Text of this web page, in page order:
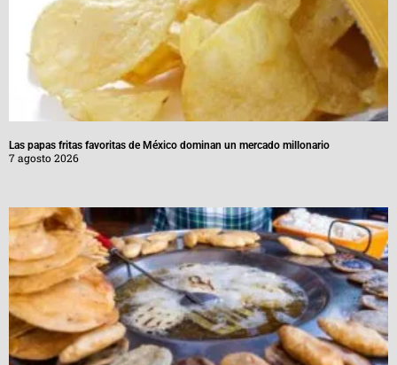
Las papas fritas favoritas de México dominan un mercado millonario
7 agosto 2026